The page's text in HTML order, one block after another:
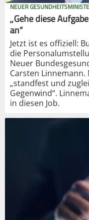
NEUER
„Gehe diese
an“
Jetzt ist es offiziell:
die
Neuer
Carsten
„standfest und
Gegenwind“.
in diesen Job.